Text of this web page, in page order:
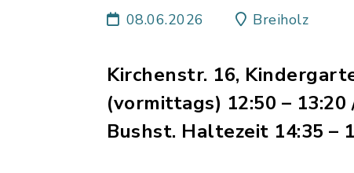
08.06.2026 Breiholz
Kirchenstr. 16,
(vormittags) 12:50 –
Bushst. Haltezeit 14:35 –